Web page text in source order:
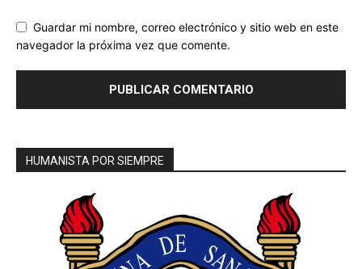
Guardar mi nombre, correo electrónico y sitio web en este
navegador la próxima vez que comente.
HUMANISTA POR SIEMPRE